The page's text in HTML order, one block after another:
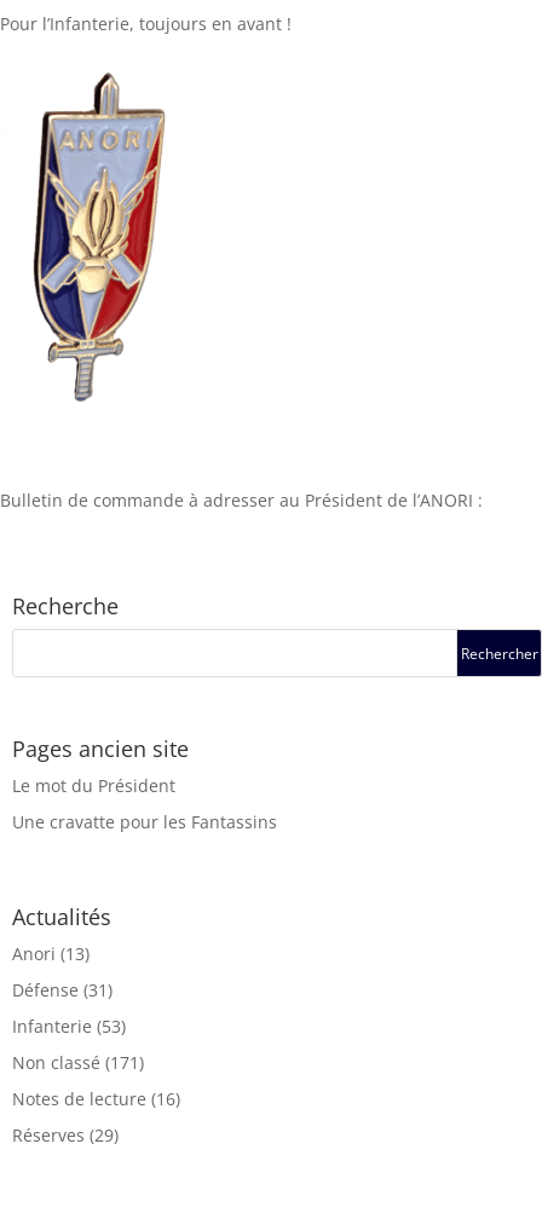
Pour l’Infanterie, toujours en avant !
Bulletin de commande à adresser au Président de l’ANORI :
Recherche
Pages ancien site
Le mot du Président
Une cravatte pour les Fantassins
Actualités
Anori (13)
Défense (31)
Infanterie (53)
Non classé (171)
Notes de lecture (16)
Réserves (29)